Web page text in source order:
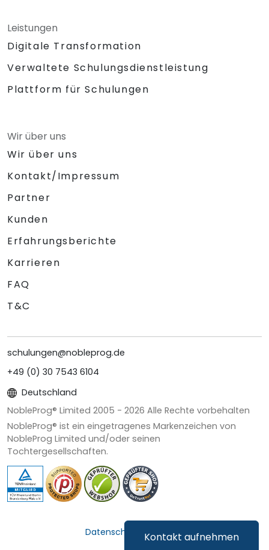
Kontakt aufnehmen
Leistungen
Digitale Transformation
Verwaltete Schulungsdienstleistung
Plattform für Schulungen
Wir über uns
Wir über uns
Kontakt/Impressum
Partner
Kunden
Erfahrungsberichte
Karrieren
FAQ
T&C
schulungen@nobleprog.de
+49 (0) 30 7543 6104
Deutschland
NobleProg® Limited 2005 - 2026 Alle Rechte vorbehalten
NobleProg® ist ein eingetragenes Markenzeichen von
NobleProg Limited und/oder seinen
Tochtergesellschaften.
Datenschutz & Cookies